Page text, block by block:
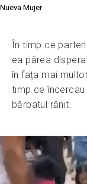
Nueva Mujer
În timp ce
ea părea
în fața mai
timp ce
bărbatul rănit.